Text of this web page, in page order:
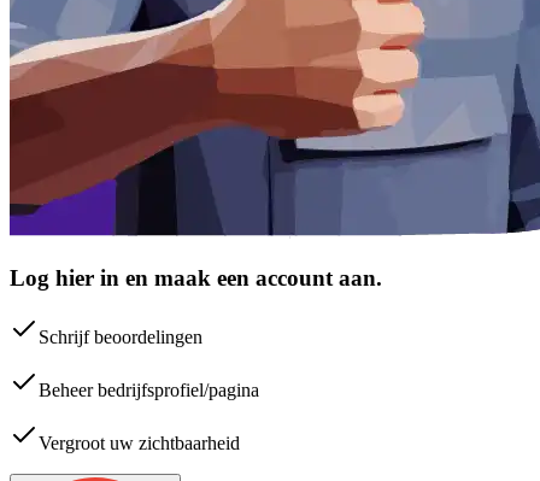
Log hier in en maak een account aan.
Schrijf beoordelingen
Beheer bedrijfsprofiel/pagina
Vergroot uw zichtbaarheid